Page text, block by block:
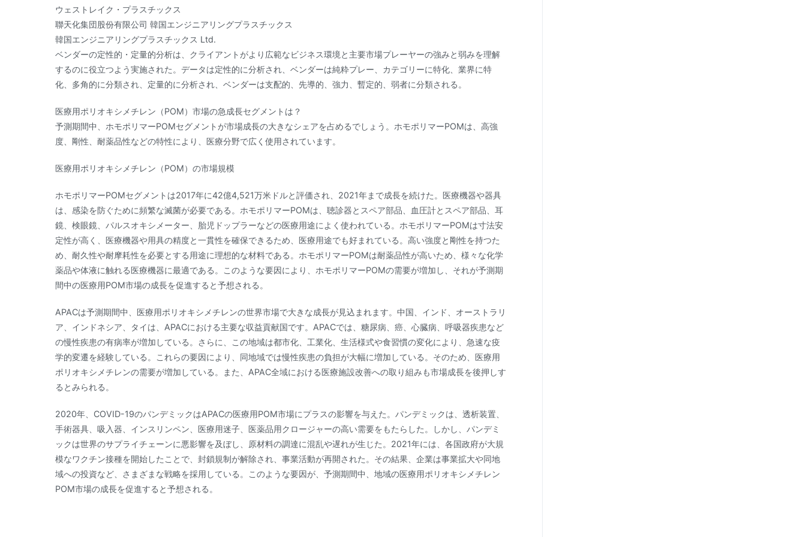
ウェストレイク・プラスチックス
聯天化集団股份有限公司 韓国エンジニアリングプラスチックス
韓国エンジニアリングプラスチックス Ltd.
ベンダーの定性的・定量的分析は、クライアントがより広範なビジネス環境と主要市場プレーヤーの強みと弱みを理解
するのに役立つよう実施された。データは定性的に分析され、ベンダーは純粋プレー、カテゴリーに特化、業界に特
化、多角的に分類され、定量的に分析され、ベンダーは支配的、先導的、強力、暫定的、弱者に分類される。
医療用ポリオキシメチレン（POM）市場の急成長セグメントは？
予測期間中、ホモポリマーPOMセグメントが市場成長の大きなシェアを占めるでしょう。ホモポリマーPOMは、高強
度、剛性、耐薬品性などの特性により、医療分野で広く使用されています。
医療用ポリオキシメチレン（POM）の市場規模
ホモポリマーPOMセグメントは2017年に42億4,521万米ドルと評価され、2021年まで成長を続けた。医療機器や器具
は、感染を防ぐために頻繁な滅菌が必要である。ホモポリマーPOMは、聴診器とスペア部品、血圧計とスペア部品、耳
鏡、検眼鏡、パルスオキシメーター、胎児ドップラーなどの医療用途によく使われている。ホモポリマーPOMは寸法安
定性が高く、医療機器や用具の精度と一貫性を確保できるため、医療用途でも好まれている。高い強度と剛性を持つた
め、耐久性や耐摩耗性を必要とする用途に理想的な材料である。ホモポリマーPOMは耐薬品性が高いため、様々な化学
薬品や体液に触れる医療機器に最適である。このような要因により、ホモポリマーPOMの需要が増加し、それが予測期
間中の医療用POM市場の成長を促進すると予想される。
APACは予測期間中、医療用ポリオキシメチレンの世界市場で大きな成長が見込まれます。中国、インド、オーストラリ
ア、インドネシア、タイは、APACにおける主要な収益貢献国です。APACでは、糖尿病、癌、心臓病、呼吸器疾患など
の慢性疾患の有病率が増加している。さらに、この地域は都市化、工業化、生活様式や食習慣の変化により、急速な疫
学的変遷を経験している。これらの要因により、同地域では慢性疾患の負担が大幅に増加している。そのため、医療用
ポリオキシメチレンの需要が増加している。また、APAC全域における医療施設改善への取り組みも市場成長を後押しす
るとみられる。
2020年、COVID-19のパンデミックはAPACの医療用POM市場にプラスの影響を与えた。パンデミックは、透析装置、
手術器具、吸入器、インスリンペン、医療用迷子、医薬品用クロージャーの高い需要をもたらした。しかし、パンデミ
ックは世界のサプライチェーンに悪影響を及ぼし、原材料の調達に混乱や遅れが生じた。2021年には、各国政府が大規
模なワクチン接種を開始したことで、封鎖規制が解除され、事業活動が再開された。その結果、企業は事業拡大や同地
域への投資など、さまざまな戦略を採用している。このような要因が、予測期間中、地域の医療用ポリオキシメチレン
POM市場の成長を促進すると予想される。